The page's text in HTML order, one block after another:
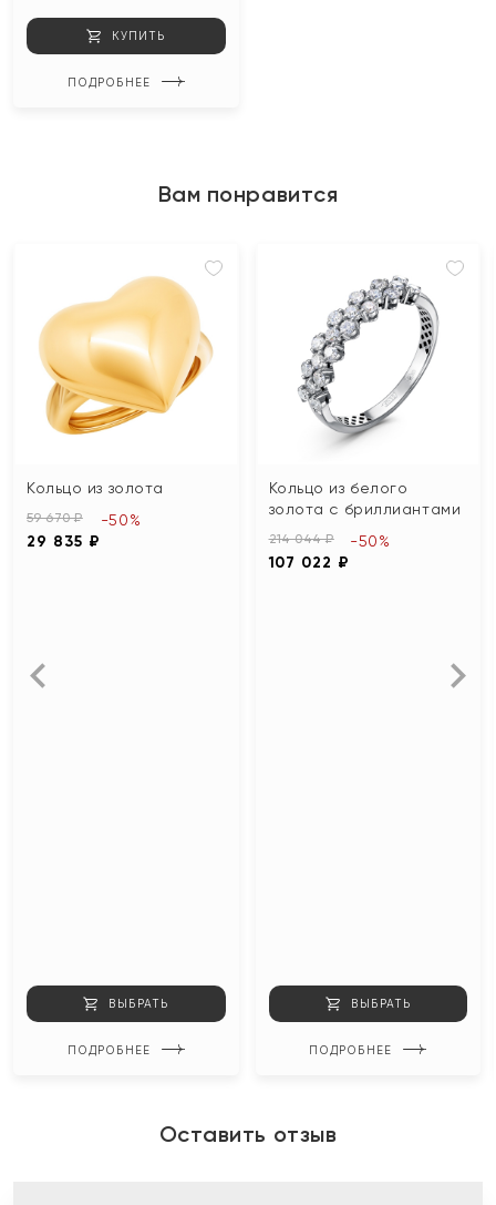
КУПИТЬ
ПОДРОБНЕЕ
Вам понравится
Кольцо из золота
59 670 ₽
29 835 ₽
-50%
ВЫБРАТЬ
ПОДРОБНЕЕ
Кольцо из белого
золота с бриллиантами
214 044 ₽
107 022 ₽
-50%
ВЫБРАТЬ
ПОДРОБНЕЕ
Оставить отзыв